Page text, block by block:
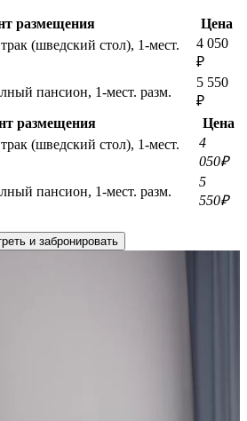
размещения
Цена
(шведский стол), 1-мест.
4 050
₽
пансион, 1-мест. разм.
5 550
₽
размещения
Цена
(шведский стол), 1-мест.
4
050₽
пансион, 1-мест. разм.
5
550₽
и забронировать